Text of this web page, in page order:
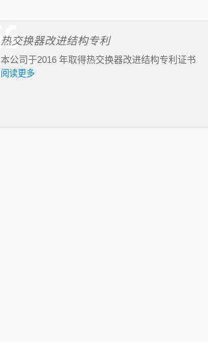
热交换器改进结构专利
本公司于2016 年取得热交换器改进结构专利证书
阅读更多